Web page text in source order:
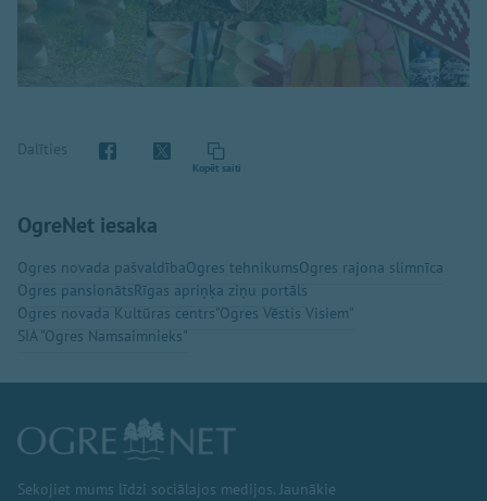
Dalīties
Kopēt saiti
OgreNet iesaka
Ogres novada pašvaldībaOgres tehnikumsOgres rajona slimnīca
Ogres pansionātsRīgas apriņķa ziņu portāls
Ogres novada Kultūras centrs"Ogres Vēstis Visiem"
SIA "Ogres Namsaimnieks"
Sekojiet mums līdzi sociālajos medijos. Jaunākie